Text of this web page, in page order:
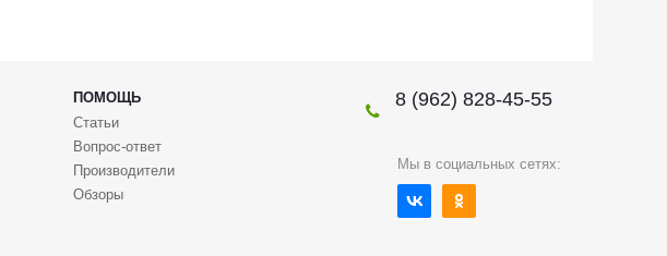
ПОМОЩЬ
Статьи
Вопрос-ответ
Производители
Обзоры
8 (962) 828-45-55
Мы в социальных сетях: